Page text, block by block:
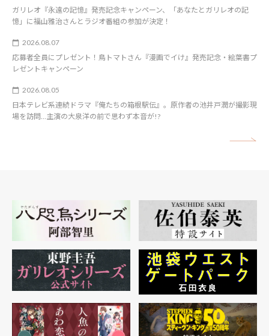
ガリレオ『永遠の記憶』発売記念キャンペーン、「あなたとガリレオの記
憶」に福山雅治さんとラジオ番組の参加が決定！
2026.08.07
応募者全員にプレゼント！鳥トマトさん『漫画でイけ』発売記念・絵葉書プ
レゼントキャンペーン
2026.08.05
日本テレビ系連続ドラマ『俺たちの箱根駅伝』。原作者の池井戸潤が撮影現
場を訪問…主演の大泉洋の前で思わず本音が!?